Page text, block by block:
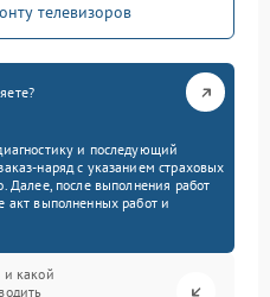
телевизоров
и последующий
наряд с указанием страховых
Далее, после выполнения работ
акт выполненных работ и
и какой